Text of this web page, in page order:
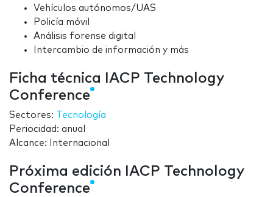
Vehículos autónomos/UAS
Policía móvil
Análisis forense digital
Intercambio de información y más
Ficha técnica IACP Technology
Conference
Sectores:
Tecnología
Periocidad: anual
Alcance: Internacional
Próxima edición IACP Technology
Conference